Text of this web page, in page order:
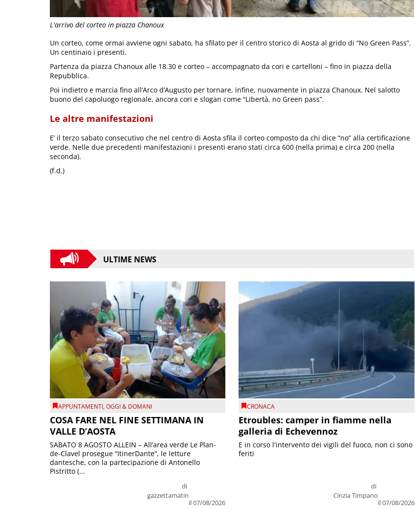
L'arrivo del corteo in piazza Chanoux
Un corteo, come ormai avviene ogni sabato, ha sfilato per il centro storico di Aosta al grido di “No Green Pass”.
Un centinaio i presenti.
Partenza da piazza Chanoux alle 18.30 e corteo – accompagnato da cori e cartelloni – fino in piazza della
Repubblica.
Poi indietro e marcia fino all’Arco d’Augusto per tornare, infine, nuovamente in piazza Chanoux. Nel salotto
buono del capoluogo regionale, ancora cori e slogan come “Libertà, no Green pass”.
Le altre manifestazioni
E’ il terzo sabato consecutivo che nel centro di Aosta sfila il corteo composto da chi dice “no” alla certificazione
verde. Nelle due precedenti manifestazioni i presenti erano stati circa 600 (nella prima) e circa 200 (nella
seconda).
(f.d.)
ULTIME NEWS
APPUNTAMENTI,OGGI & DOMANI
COSA FARE NEL FINE SETTIMANA IN
VALLE D’AOSTA
di
gazzettamatin
il 07/08/2026
SABATO 8 AGOSTO ALLEIN – All’area verde Le Plan-
de-Clavel prosegue “ItinerDante”, le letture
dantesche, con la partecipazione di Antonello
Pistritto (...
CRONACA
Etroubles: camper in fiamme nella
galleria di Echevennoz
di
Cinzia Timpano
il 07/08/2026
E in corso l'intervento dei vigili del fuoco, non ci sono
feriti